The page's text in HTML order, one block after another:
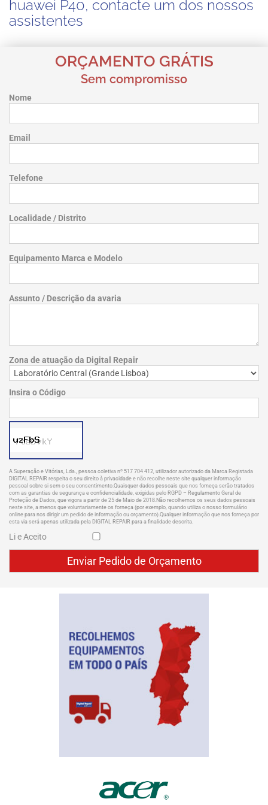
huawei P40, contacte um dos nossos
assistentes
ORÇAMENTO GRÁTIS
Sem compromisso
Nome
Email
Telefone
Localidade / Distrito
Equipamento Marca e Modelo
Assunto / Descrição da avaria
Zona de atuação da Digital Repair
Insira o Código
A Superação e Vitórias, Lda., pessoa coletiva nº 517 704 412, utilizador autorizado da Marca Registada
DIGITAL REPAIR respeita o seu direito à privacidade e não recolhe neste site qualquer informação
pessoal sobre si sem o seu consentimento.Quaisquer dados pessoais que nos forneça serão tratados
com as garantias de segurança e confidencialidade, exigidas pelo RGPD – Regulamento Geral de
Proteção de Dados, que vigora a partir de 25 de Maio de 2018.Não recolhemos os seus dados pessoais
neste site, a menos que voluntariamente os forneça (por exemplo, quando utiliza o nosso formulário
online para nos dirigir um pedido de informação ou orçamento).Qualquer informação que nos forneça por
esta via será apenas utilizada pela DIGITAL REPAIR para a finalidade descrita.
Li e Aceito